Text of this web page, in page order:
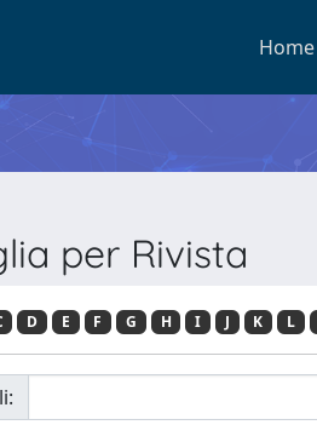
Home
per Rivista
D E F G H I J K L